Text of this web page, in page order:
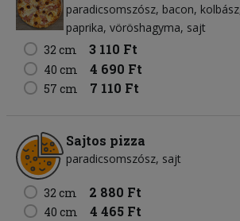
paradicsomszósz bacon kolbász
paprika vöröshagyma sajt
32 cm
3 110 Ft
40 cm 4 690 Ft
57 cm 7 110 Ft
Sajtos pizza
paradicsomszósz sajt
32 cm 2 880 Ft
40 cm 4 465 Ft